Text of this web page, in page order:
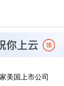
美国上市公司